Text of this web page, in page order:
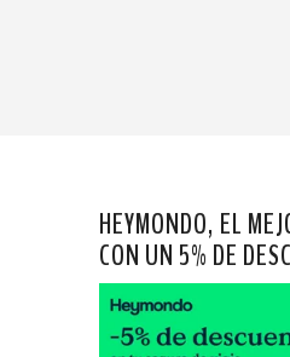
HEYMONDO, EL
CON UN 5% DE